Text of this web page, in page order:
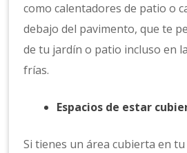
como calentadores de patio o
debajo del pavimento, que te
de tu jardín o patio incluso en
frías.
Espacios de estar
Si tienes un área cubierta en